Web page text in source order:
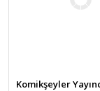
Komikşeyler